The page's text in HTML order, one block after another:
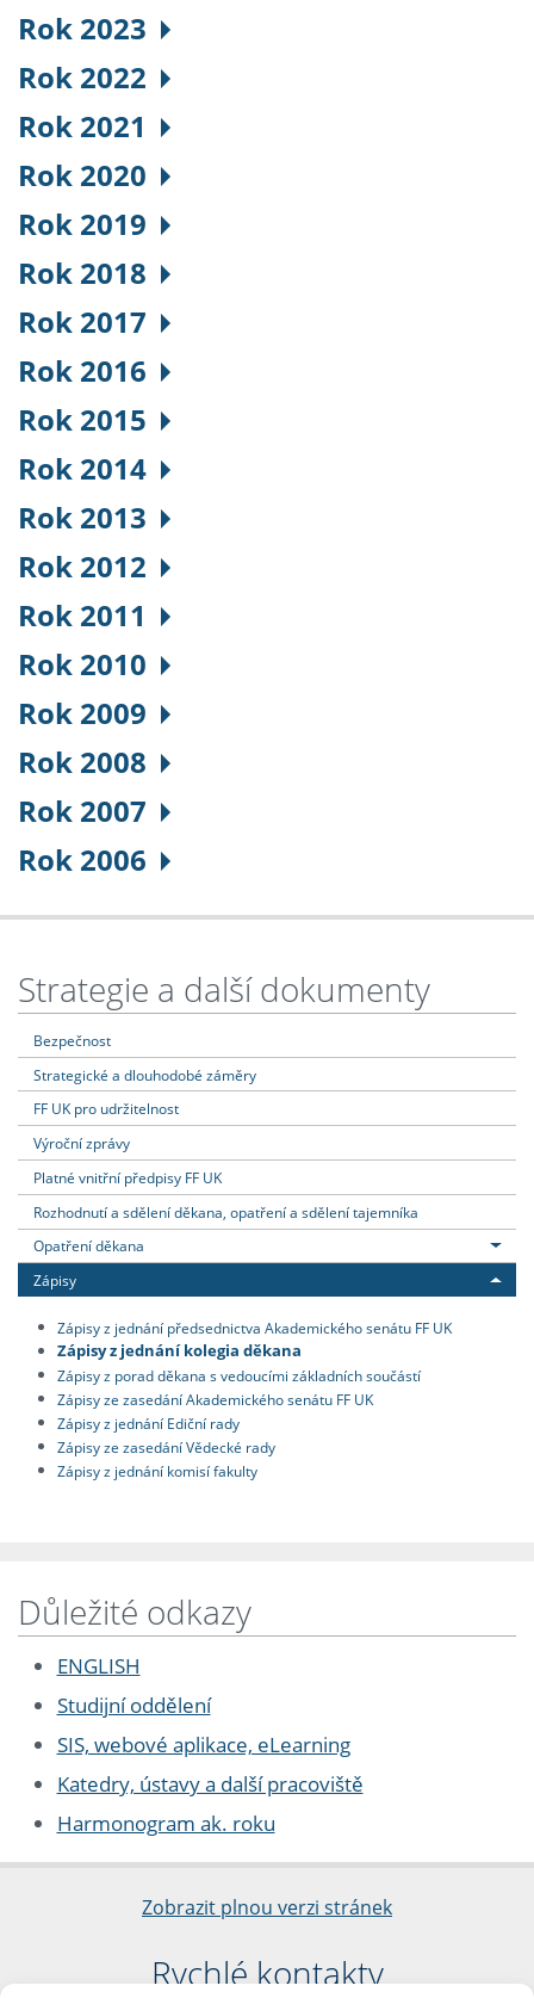
Rok 2023
Rok 2022
Rok 2021
Rok 2020
Rok 2019
Rok 2018
Rok 2017
Rok 2016
Rok 2015
Rok 2014
Rok 2013
Rok 2012
Rok 2011
Rok 2010
Rok 2009
Rok 2008
Rok 2007
Rok 2006
Strategie a další dokumenty
Bezpečnost
Strategické a dlouhodobé záměry
FF UK pro udržitelnost
Výroční zprávy
Platné vnitřní předpisy FF UK
Rozhodnutí a sdělení děkana, opatření a sdělení tajemníka
Opatření děkana
Zápisy
Zápisy z jednání předsednictva Akademického senátu FF UK
Zápisy z jednání kolegia děkana
Zápisy z porad děkana s vedoucími základních součástí
Zápisy ze zasedání Akademického senátu FF UK
Zápisy z jednání Ediční rady
Zápisy ze zasedání Vědecké rady
Zápisy z jednání komisí fakulty
Důležité odkazy
ENGLISH
Studijní oddělení
SIS, webové aplikace, eLearning
Katedry, ústavy a další pracoviště
Harmonogram ak. roku
Zobrazit plnou verzi stránek
Rychlé kontakty